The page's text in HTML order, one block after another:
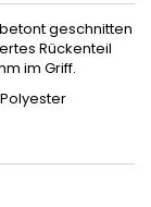
geschnitten
Rückenteil
im Griff.